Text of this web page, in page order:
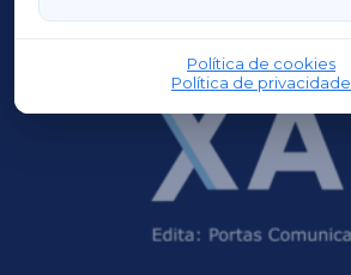
Política de cookies
Política de privacidade
OURENSEXA